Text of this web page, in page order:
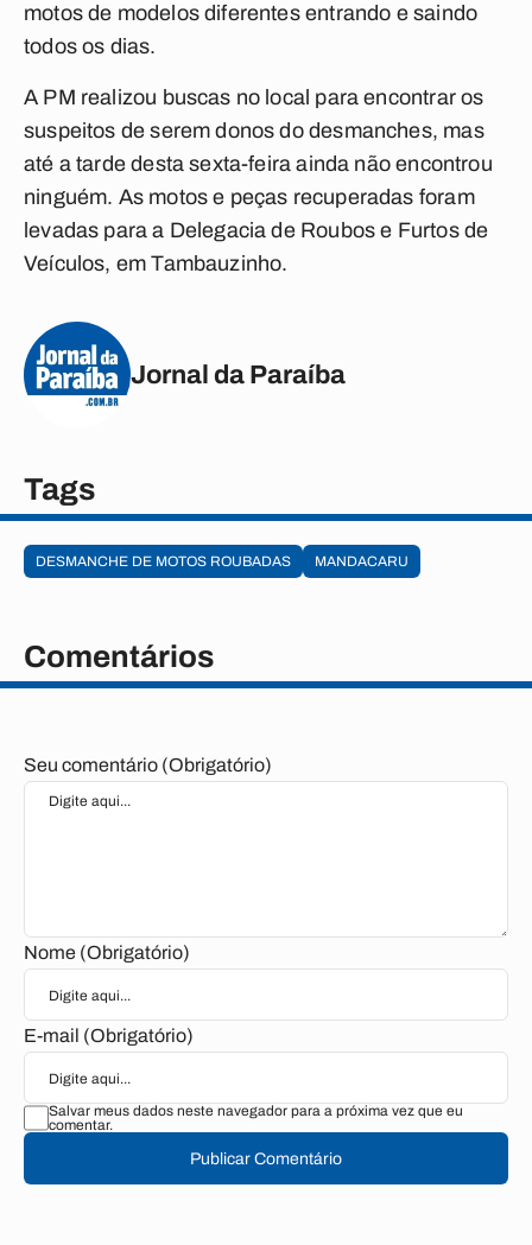
motos de modelos diferentes entrando e saindo
todos os dias.
A PM realizou buscas no local para encontrar os
suspeitos de serem donos do desmanches, mas
até a tarde desta sexta-feira ainda não encontrou
ninguém. As motos e peças recuperadas foram
levadas para a Delegacia de Roubos e Furtos de
Veículos, em Tambauzinho.
Jornal da Paraíba
Tags
DESMANCHE DE MOTOS ROUBADAS MANDACARU
Comentários
Seu comentário (Obrigatório)
Nome (Obrigatório)
E-mail (Obrigatório)
Salvar meus dados neste navegador para a próxima vez que eu
comentar.
Publicar Comentário